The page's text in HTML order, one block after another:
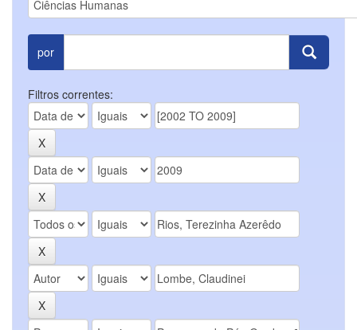
por
Filtros correntes: